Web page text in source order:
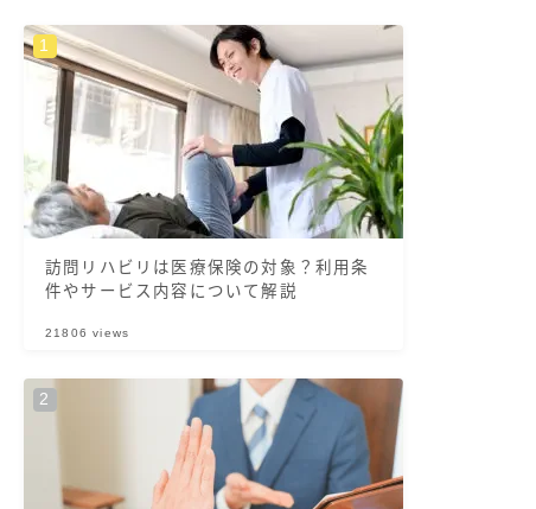
訪問リハビリは医療保険の対象？利用条
件やサービス内容について解説
21806 views